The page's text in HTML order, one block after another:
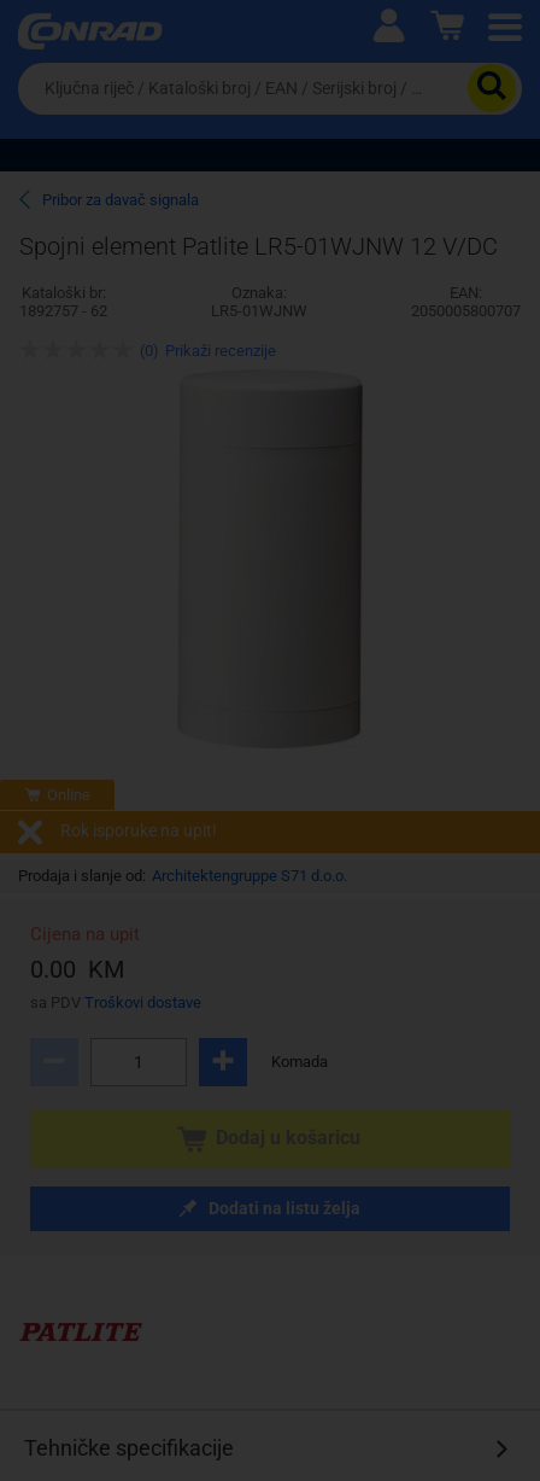
Ova postavka prilagođava asortiman proizvoda i
cijene vašim potrebama.
Pravno lice
Da
biste
potražili
proizvod,
unesite
ključnu
riječ,
kataloški
broj,
EAN
ili
Pribor za davač signala
Spojni element Patlite LR5-01WJNW 12 V/DC
Kataloški br:
1892757 - 62
Oznaka:
LR5-01WJNW
EAN:
2050005800707
Online
Rok isporuke na upit!
Prodaja i slanje od: Architektengruppe S71 d.o.o.
Cijena na upit
0.00 KM
sa PDV Troškovi dostave
Komada
Dodati na listu želja
(0) Prikaži recenzije
Tehničke specifikacije